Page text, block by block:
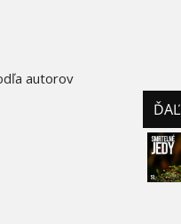
autorov